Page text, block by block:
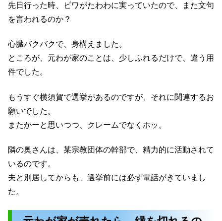
先日行った時、ビワがたわわに実っていたので、また文句
を言われるのか？
心臓バクバクで、身構えました。
ところが、元わが家のことは、少しふれるだけで、違う用
件でした。
もうすぐ横須賀で選挙があるのですが、それに関連するお
願いでした。
またかーと思いつつ、クレームでなくホッ。
隣の奥さんは、某宗教団体の幹部で、精力的に活動されて
いるのです。
夫と別居してからも、選挙前には必ず電話がきていまし
た。